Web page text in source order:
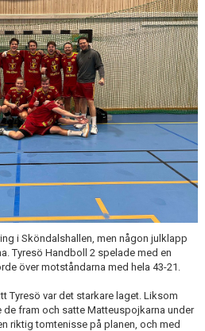
i Sköndalshallen, men någon julklapp
Tyresö Handboll 2 spelade med en
över motståndarna med hela 43-21.
Tyresö var det starkare laget. Liksom
fram och satte Matteuspojkarna under
riktig tomtenisse på planen, och med